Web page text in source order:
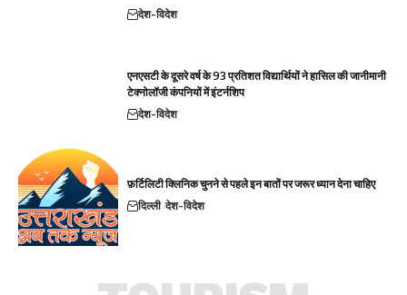
देश-विदेश
एनएसटी के दूसरे वर्ष के 93 प्रतिशत विद्यार्थियों ने हासिल की जानीमानी
टेक्नोलॉजी कंपनियों में इंटर्नशिप
देश-विदेश
फ़र्टिलिटी क्लिनिक चुनने से पहले इन बातों पर जरूर ध्यान देना चाहिए
दिल्ली देश-विदेश